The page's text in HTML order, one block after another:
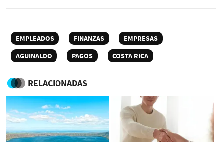
EMPLEADOS FINANZAS
EMPRESAS
AGUINALDO
PAGOS COSTA RICA
RELACIONADAS